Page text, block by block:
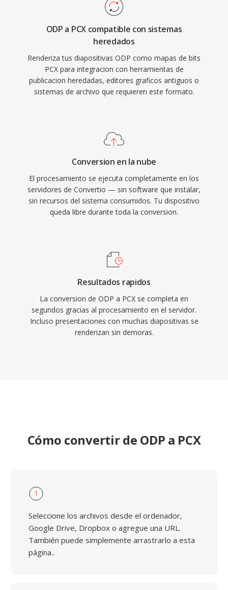
ODP a PCX compatible con sistemas
heredados
Renderiza tus diapositivas ODP como mapas de bits
PCX para integracion con herramientas de
publicacion heredadas, editores graficos antiguos o
sistemas de archivo que requieren este formato.
Conversion en la nube
El procesamiento se ejecuta completamente en los
servidores de Convertio — sin software que instalar,
sin recursos del sistema consumidos. Tu dispositivo
queda libre durante toda la conversion.
Resultados rapidos
La conversion de ODP a PCX se completa en
segundos gracias al procesamiento en el servidor.
Incluso presentaciones con muchas diapositivas se
renderizan sin demoras.
Cómo convertir de ODP a PCX
1
Seleccione los archivos desde el ordenador,
Google Drive, Dropbox o agregue una URL.
También puede simplemente arrastrarlo a esta
página..